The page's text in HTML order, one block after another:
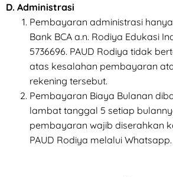
D. Administrasi
Pembayaran administrasi
Bank BCA a.n. Rodiya Edukasi
5736696. PAUD Rodiya tidak
atas kesalahan pembayaran
rekening tersebut.
Pembayaran Biaya Bulanan
lambat tanggal 5 setiap
pembayaran wajib diserahkan
PAUD Rodiya melalui Whatsapp.